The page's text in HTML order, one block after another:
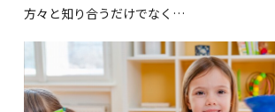
方々と知り合うだけでなく…